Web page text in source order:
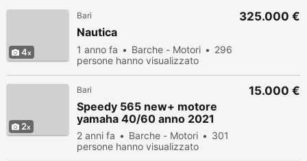
4
Bari
Nautica
1 anno fa Barche - Motori
296
persone hanno visualizzato
325.000 €
2
Bari
Speedy 565 new+ motore
yamaha 40/60 anno 2021
2 anni fa Barche - Motori
301
persone hanno visualizzato
15.000 €